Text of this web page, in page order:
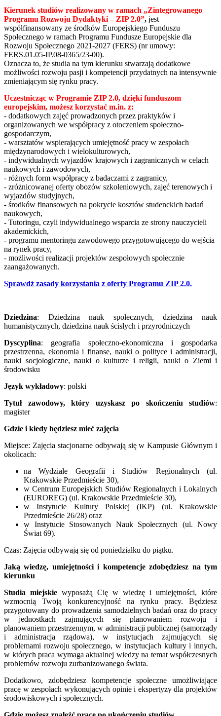
Kierunek studiów realizowany w ramach „Zintegrowanego
Programu Rozwoju Dydaktyki – ZIP 2.0”, jest
współfinansowany ze środków Europejskiego Funduszu
Społecznego w ramach Programu Fundusze Europejskie dla
Rozwoju Społecznego 2021-2027 (FERS) (nr umowy:
FERS.01.05-IP.08-0365/23-00).
Oznacza to, że studia na tym kierunku stwarzają dodatkowe
możliwości rozwoju pasji i kompetencji przydatnych na intensywnie
zmieniającym się rynku pracy.
Uczestnicząc w Programie ZIP 2.0, dzięki funduszom
europejskim, możesz korzystać m.in. z:
- dodatkowych zajęć prowadzonych przez praktyków i
organizowanych we współpracy z otoczeniem społeczno-
gospodarczym,
- warsztatów wspierających umiejętność pracy w zespołach
międzynarodowych i wielokulturowych,
- indywidualnych wyjazdów krajowych i zagranicznych w celach
naukowych i zawodowych,
- różnych form współpracy z badaczami z zagranicy,
- zróżnicowanej oferty obozów szkoleniowych, zajęć terenowych i
wyjazdów studyjnych,
- środków finansowych na pokrycie kosztów studenckich badań
naukowych,
- Tutoringu, czyli indywidualnego wsparcia ze strony nauczycieli
akademickich,
- programu mentoringu zawodowego przygotowującego do wejścia
na rynek pracy,
- możliwości realizacji projektów zespołowych społecznie
zaangażowanych.
Sprawdź zasady korzystania z oferty Programu ZIP 2.0.
Dziedzina: Dziedzina nauk społecznych, dziedzina nauk
humanistycznych, dziedzina nauk ścisłych i przyrodniczych
Dyscyplina: geografia społeczno-ekonomiczna i gospodarka
przestrzenna, ekonomia i finanse, nauki o polityce i administracji,
nauki socjologiczne, nauki o kulturze i religii, nauki o Ziemi i
środowisku
Język wykładowy: polski
Tytuł zawodowy, który uzyskasz po skończeniu studiów:
magister
Gdzie i kiedy będziesz mieć zajęcia
Miejsce: Zajęcia stacjonarne odbywają się w Kampusie Głównym i
okolicach:
na Wydziale Geografii i Studiów Regionalnych (ul.
Krakowskie Przedmieście 30),
w Centrum Europejskich Studiów Regionalnych i Lokalnych
(EUROREG) (ul. Krakowskie Przedmieście 30),
w Instytucie Kultury Polskiej (IKP) (ul. Krakowskie
Przedmieście 26/28) oraz
w Instytucie Stosowanych Nauk Społecznych (ul. Nowy
Świat 69).
Czas: Zajęcia odbywają się od poniedziałku do piątku.
Jaką wiedzę, umiejętności i kompetencje zdobędziesz na tym
kierunku
Studia miejskie wyposażą Cię w wiedzę i umiejętności, które
wzmocnią Twoją konkurencyjność na rynku pracy. Będziesz
przygotowany do prowadzenia samodzielnych badań oraz do pracy
w jednostkach zajmujących się planowaniem rozwoju i
planowaniem przestrzennym, w administracji publicznej (samorządy
i administracja rządowa), w instytucjach zajmujących się
problemami rozwoju społecznego, w instytucjach kultury i innych,
w których praca wymaga aktualnej wiedzy na temat współczesnych
problemów rozwoju zurbanizowanego świata.
Dodatkowo, zdobędziesz kompetencje społeczne umożliwiające
pracę w zespołach wykonujących opinie i ekspertyzy dla projektów
środowiskowych i społecznych.